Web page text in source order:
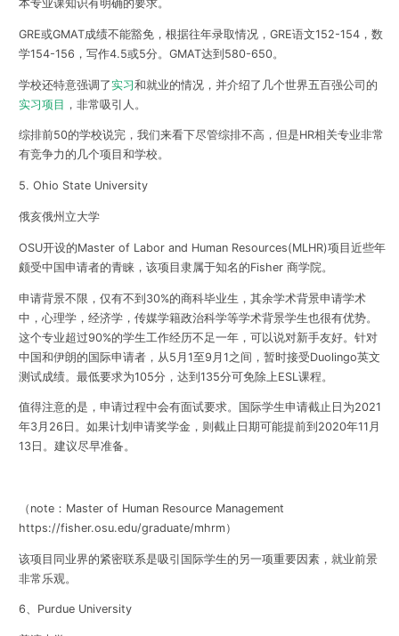
本专业课知识有明确的要求。
GRE或GMAT成绩不能豁免，根据往年录取情况，GRE语文152-154，数
学154-156，写作4.5或5分。GMAT达到580-650。
学校还特意强调了实习和就业的情况，并介绍了几个世界五百强公司的
实习项目 ，非常吸引人。
综排前50的学校说完，我们来看下尽管综排不高，但是HR相关专业非常
有竞争力的几个项目和学校。
5. Ohio State University
俄亥俄州立大学
OSU开设的Master of Labor and Human Resources(MLHR)项目近些年
颇受中国申请者的青睐，该项目隶属于知名的Fisher 商学院。
申请背景不限，仅有不到30%的商科毕业生，其余学术背景申请学术
中，心理学，经济学，传媒学籍政治科学等学术背景学生也很有优势。
这个专业超过90%的学生工作经历不足一年，可以说对新手友好。针对
中国和伊朗的国际申请者，从5月1至9月1之间，暂时接受Duolingo英文
测试成绩。最低要求为105分，达到135分可免除上ESL课程。
值得注意的是，申请过程中会有面试要求。
国际学生申请截止日为2021
年3月26日。如果计划申请奖学金，则截止日期可能提前到2020年11月
13日。建议尽早准备。
（note： Master of Human Resource Management
https://fisher.osu.edu/graduate/mhrm ）
该项目同业界的紧密联系是吸引国际学生的另一项重要因素，就业前景
非常乐观。
6、Purdue University